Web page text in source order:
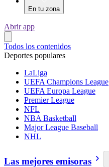
En tu zona
Abrir app
Todos los contenidos
Deportes populares
LaLiga
UEFA Champions League
UEFA Europa League
Premier League
NFL
NBA Basketball
Major League Baseball
NHL
Las mejores emisoras